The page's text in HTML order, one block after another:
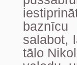
salabot,
tālo